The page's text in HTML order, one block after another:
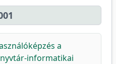
a
informatikai